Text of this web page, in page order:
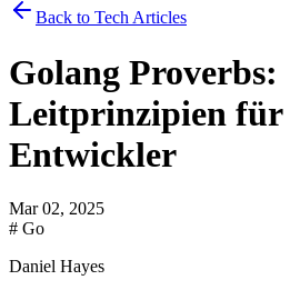
Back to Tech Articles
Golang Proverbs:
Leitprinzipien für
Entwickler
Mar 02, 2025
# Go
Daniel Hayes